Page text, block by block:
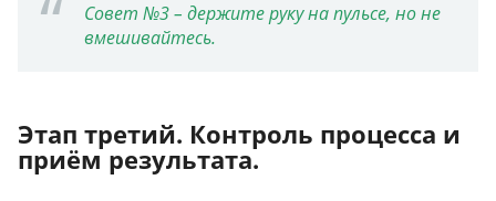
Совет №3 – держите руку на пульсе, но не
вмешивайтесь.
Этап третий. Контроль процесса и
приём результата.